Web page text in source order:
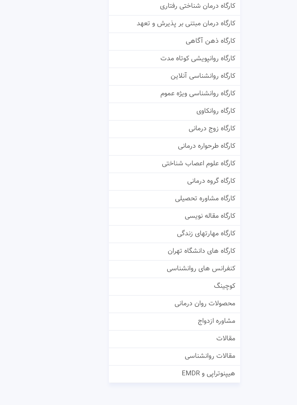
کارگاه درمان شناختی رفتاری
کارگاه درمان مبتنی بر پذیرش و تعهد
کارگاه ذهن آگاهی
کارگاه روانپویشی کوتاه مدت
کارگاه روانشناسی آنلاین
کارگاه روانشناسی ویژه عموم
کارگاه روانکاوی
کارگاه زوج درمانی
کارگاه طرحواره درمانی
کارگاه علوم اعصاب شناختی
کارگاه گروه درمانی
کارگاه مشاوره تحصیلی
کارگاه مقاله نویسی
کارگاه مهارتهای زندگی
کارگاه های دانشگاه تهران
کنفرانس های روانشناسی
کوچینگ
محصولات روان درمانی
مشاوره ازدواج
مقالات
مقالات روانشناسی
هیپنوتراپی و EMDR